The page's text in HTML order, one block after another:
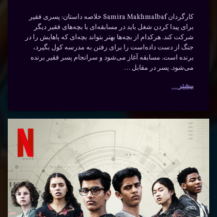
کارگردان Samira Makhmalbaf خلاصه داستان: پسری فقیر
برای پیدا کردن شغل باید در مسابقه‌ای با بچه‌های فقیر دیگر
شرکت کند. هرکدام از بچه‌ها بهتر بتواند بچه‌ای که پاهایش را در
جنگ از دست داده‌است را برای رفتن به مدرسه کول بگیرد،
برنده است. مسابقه آغاز می‌شود و سرانجام پسر فقیر برنده
می‌شود. پسر در مقابل …
بیشتر
دانلود
سریال
خارج از
لیست با
دوبله
فارسی
برچسب‌
افسانه‌ای
اکشن
جاسوسی
دیدگاهتان